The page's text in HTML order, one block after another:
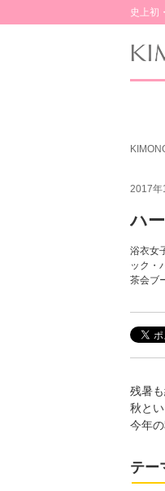
史上初
2017年
ハ
浴衣女
ック・
茶会ブ
残暑
秋と
今年
テー